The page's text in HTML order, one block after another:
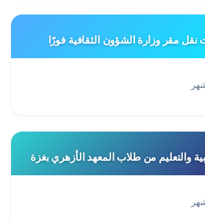
نقل مقر وزارة الشؤون الثقافية فورًا
والتعليم من طلاب المعهد الأزهري بغزة